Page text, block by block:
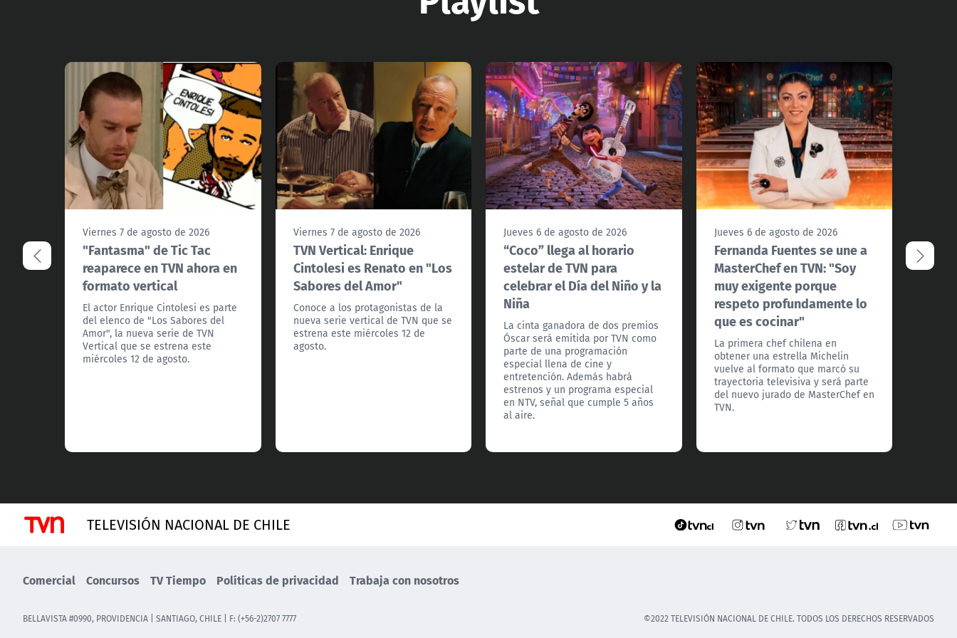
Viernes 7 de agosto de 2026
"Fantasma" de Tic Tac
reaparece en TVN ahora en
formato vertical
El actor Enrique Cintolesi es parte
del elenco de "Los Sabores del
Amor", la nueva serie de TVN
Vertical que se estrena este
miércoles 12 de agosto.
Viernes 7 de agosto de 2026
TVN Vertical: Enrique
Cintolesi es Renato en "Los
Sabores del Amor"
Conoce a los protagonistas de la
nueva serie vertical de TVN que se
estrena este miércoles 12 de
agosto.
Jueves 6 de agosto de 2026
“Coco” llega al horario
estelar de TVN para
celebrar el Día del Niño y la
Niña
La cinta ganadora de dos premios
Óscar será emitida por TVN como
parte de una programación
especial llena de cine y
entretención. Además habrá
estrenos y un programa especial
en NTV, señal que cumple 5 años
al aire.
Jueves 6 de agosto de 2026
Fernanda Fuentes se une a
MasterChef en TVN: "Soy
muy exigente porque
respeto profundamente lo
que es cocinar"
La primera chef chilena en
obtener una estrella Michelin
vuelve al formato que marcó su
trayectoria televisiva y será parte
del nuevo jurado de MasterChef en
TVN.
TELEVISIÓN NACIONAL DE CHILE
Comercial Concursos TV Tiempo Políticas de privacidad Trabaja con nosotros
BELLAVISTA #0990, PROVIDENCIA | SANTIAGO, CHILE | F: (+56-2)2707 7777 ©2022 TELEVISIÓN NACIONAL DE CHILE. TODOS LOS DERECHOS RESERVADOS